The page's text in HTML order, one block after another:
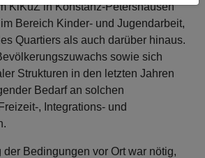
KiKuZ in Konstanz-Petershausen
Bereich Kinder- und Jugendarbeit,
Quartiers als auch darüber hinaus.
sowie sich
Strukturen in den letzten Jahren
Bedarf an solchen
, Integrations- und
der Bedingungen vor Ort war nötig,